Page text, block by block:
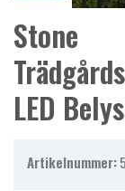
Stone
LED
Artikelnummer: